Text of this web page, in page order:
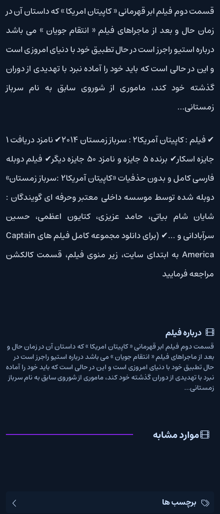
قسمت دوم فیلم ابر قهرمانی « کاپیتان امریکا » که داستان آن در
زمان حال و بعد از ماجراهای فیلم « انتقام جویان » می باشد
درباره استیو راجرز است در حال تطبیق خود با دنیای امروزی است
و این در حالی است که باید خود را آماده نبرد با تهدیدی از دوران
گذشته خود کند، ماموری از شوروی سابق به نام سرباز
زمستانی…
✔ فیلم : کاپیتان آمریکا2 : سرباز زمستان 2014✔ نامزد دریافت 1
جایزه اسکار✔ برنده 5 جایزه و نامزد 50 جایزه دیگر✔ فیلم دوبله
فارسی کامل و بدون حذفیات «کاپیتان آمریکا2 :سرباز زمستان»
دوبله شده توسط موسسه داخلی معتبر وحرفه ای گویندگان :
شایان شام بیاتی، حامد عزیزی، کتایون اعظمی، حسین
سرآبادانی و …✔ (برای دانلود مجموعه کامل فیلم های Captain
America به ابتدای سایت، زیر منوی فیلم، قسمت کالکشن
مراجعه فرمایید
درباره فیلم
قسمت دوم فیلم ابر قهرمانی « کاپیتان امریکا » که داستان آن در زمان حال و
بعد از ماجراهای فیلم « انتقام جویان » می باشد درباره استیو راجرز است در
حال تطبیق خود با دنیای امروزی است و این در حالی است که باید خود را آماده
نبرد با تهدیدی از دوران گذشته خود کند، ماموری از شوروی سابق به نام سرباز
زمستانی...
موارد مشابهدانلود سریال She-Hulk:
برچسب ها